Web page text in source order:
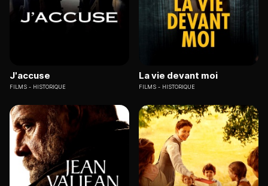
J'accuse
FILMS HISTORIQUE
La vie devant moi
FILMS HISTORIQUE